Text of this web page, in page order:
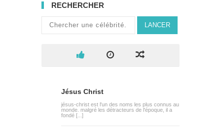
RECHERCHER
LANCER
Jésus Christ
jésus-christ est l'un des noms les plus connus au
monde. malgré les détracteurs de l'époque, il a
fondé [...]